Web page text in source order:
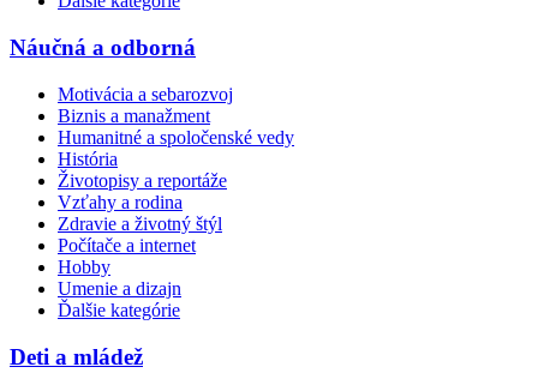
Náučná a odborná
Motivácia a sebarozvoj
Biznis a manažment
Humanitné a spoločenské vedy
História
Životopisy a reportáže
Vzťahy a rodina
Zdravie a životný štýl
Počítače a internet
Hobby
Umenie a dizajn
Ďalšie kategórie
Deti a mládež